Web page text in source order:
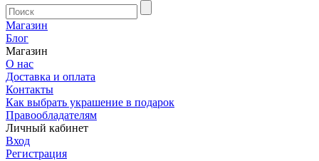
Магазин
Блог
Магазин
О нас
Доставка и оплата
Контакты
Как выбрать украшение в подарок
Правообладателям
Личный кабинет
Вход
Регистрация